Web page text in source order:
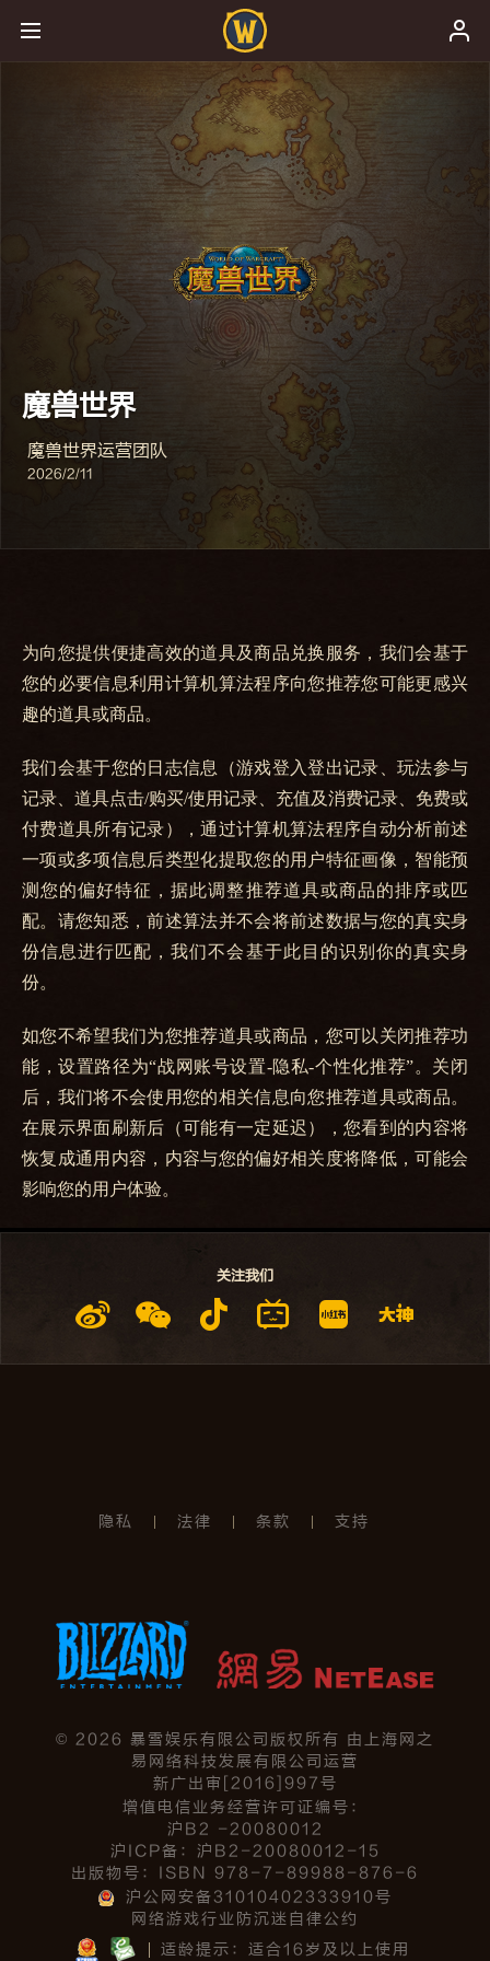
魔兽世界
魔兽世界运营团队
2026/2/11
为向您提供便捷高效的道具及商品兑换服务，我们会基于
您的必要信息利用计算机算法程序向您推荐您可能更感兴
趣的道具或商品。
我们会基于您的日志信息（游戏登入登出记录、玩法参与
记录、道具点击/购买/使用记录、充值及消费记录、免费或
付费道具所有记录），通过计算机算法程序自动分析前述
一项或多项信息后类型化提取您的用户特征画像，智能预
测您的偏好特征，据此调整推荐道具或商品的排序或匹
配。请您知悉，前述算法并不会将前述数据与您的真实身
份信息进行匹配，我们不会基于此目的识别你的真实身
份。
如您不希望我们为您推荐道具或商品，您可以关闭推荐功
能，设置路径为“战网账号设置-隐私-个性化推荐”。关闭
后，我们将不会使用您的相关信息向您推荐道具或商品。
在展示界面刷新后（可能有一定延迟），您看到的内容将
恢复成通用内容，内容与您的偏好相关度将降低，可能会
影响您的用户体验。
关注我们
隐私 法律 条款 支持
© 2026 暴雪娱乐有限公司版权所有 由上海网之
易网络科技发展有限公司运营
新广出审[2016]997号
增值电信业务经营许可证编号：
沪B2 -20080012
沪ICP备：沪B2-20080012-15
出版物号：ISBN 978-7-89988-876-6
沪公网安备31010402333910号
网络游戏行业防沉迷自律公约
适龄提示：适合16岁及以上使用